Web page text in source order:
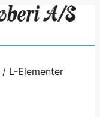
/ L-Elementer